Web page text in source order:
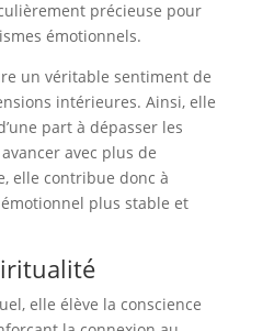
précieuse pour
émotionnels.
un véritable sentiment de
intérieures. Ainsi, elle
part à dépasser les
avec plus de
elle contribue donc à
plus stable et
elle élève la conscience